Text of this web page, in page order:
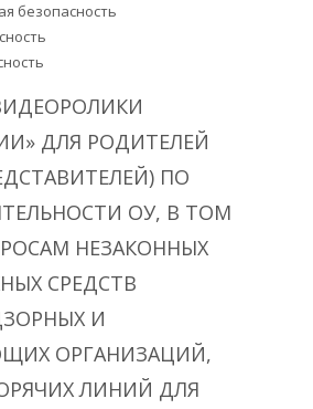
безопасность
ДЛЯ РОДИТЕЛЕЙ
ПО
ОУ, В ТОМ
НЕЗАКОННЫХ
СРЕДСТВ
И
ОРГАНИЗАЦИЙ,
ЛИНИЙ ДЛЯ